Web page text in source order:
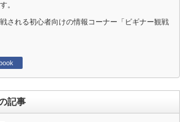
。
される初心者向けの情報コーナー「ビギナー観戦
記事